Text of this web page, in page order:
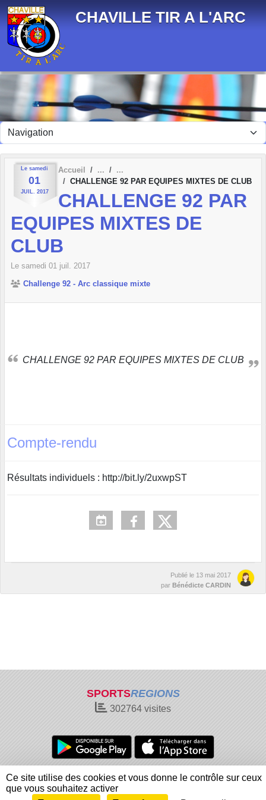
CHAVILLE TIR A L'ARC
Le samedi
01
JUIL. 2017
Accueil
CHALLENGE 92 PAR EQUIPES MIXTES DE CLUB
CHALLENGE 92 PAR
EQUIPES MIXTES DE
CLUB
Le samedi 01 juil. 2017
Challenge 92 - Arc classique mixte
CHALLENGE 92 PAR EQUIPES MIXTES DE CLUB
Compte-rendu
Résultats individuels : http://bit.ly/2uxwpST
Publié le 13 mai 2017
par Bénédicte CARDIN
SPORTSREGIONS
302764 visites
Charte cookies
Gestion des cookies
Informations légales
Signaler un contenu inapproprié
Panneau de gestion des cookies
Ce site utilise des cookies et vous donne le contrôle sur ceux
que vous souhaitez activer